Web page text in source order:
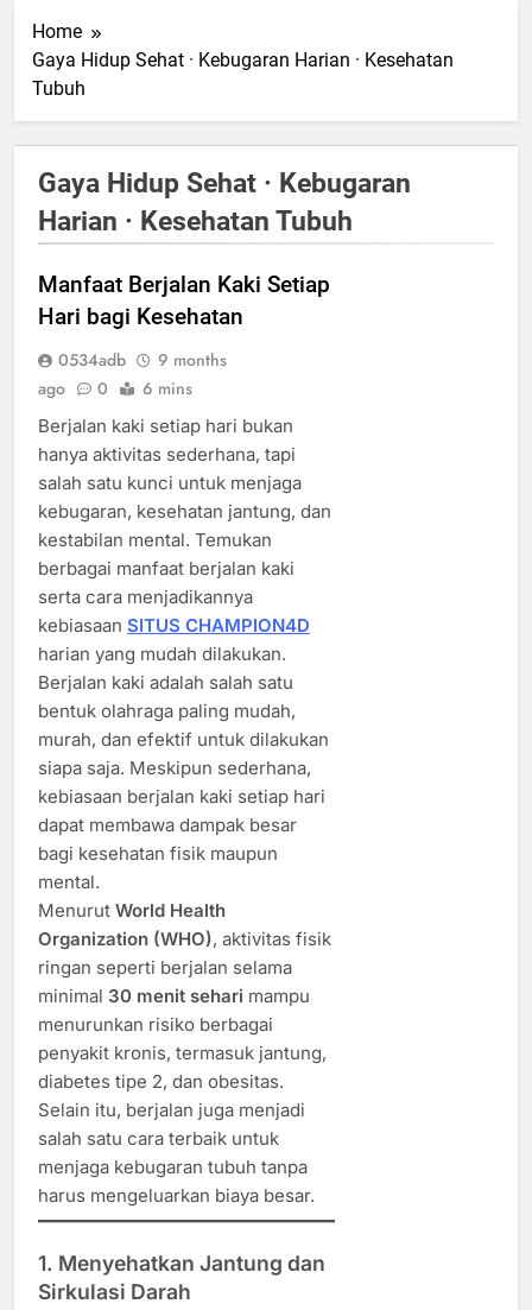
Home
Gaya Hidup Sehat · Kebugaran Harian · Kesehatan
Tubuh
Gaya Hidup Sehat · Kebugaran
Harian · Kesehatan Tubuh
Manfaat Berjalan Kaki Setiap
Hari bagi Kesehatan
0534adb
9 months
ago
0 6 mins
Berjalan kaki setiap hari bukan
hanya aktivitas sederhana, tapi
salah satu kunci untuk menjaga
kebugaran, kesehatan jantung, dan
kestabilan mental. Temukan
berbagai manfaat berjalan kaki
serta cara menjadikannya
kebiasaan SITUS CHAMPION4D
harian yang mudah dilakukan.
Berjalan kaki adalah salah satu
bentuk olahraga paling mudah,
murah, dan efektif untuk dilakukan
siapa saja. Meskipun sederhana,
kebiasaan berjalan kaki setiap hari
dapat membawa dampak besar
bagi kesehatan fisik maupun
mental.
Menurut World Health
Organization (WHO), aktivitas fisik
ringan seperti berjalan selama
minimal 30 menit sehari mampu
menurunkan risiko berbagai
penyakit kronis, termasuk jantung,
diabetes tipe 2, dan obesitas.
Selain itu, berjalan juga menjadi
salah satu cara terbaik untuk
menjaga kebugaran tubuh tanpa
harus mengeluarkan biaya besar.
1. Menyehatkan Jantung dan
Sirkulasi Darah